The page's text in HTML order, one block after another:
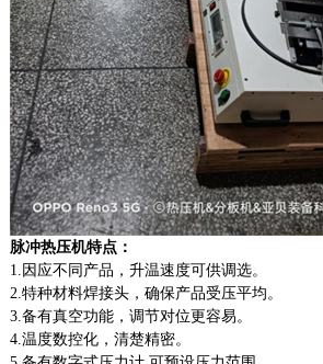
脉冲热压机特点：
1.因应不同产品，升温速度可供调选。
2.特种材料焊接头，确保产品受压平均。
3.备有真空功能，调节对位更容易。
4.温度数控化，清楚精密。